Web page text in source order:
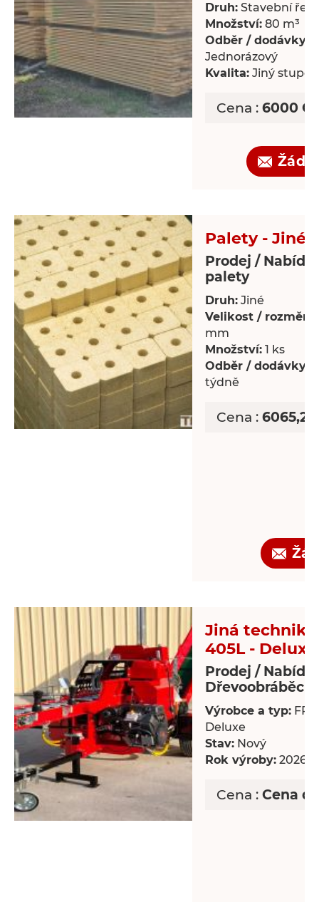
Druh: Stavební
Množství: 80 m³
Odběr / dodávky:
Jednorázový
Kvalita: Jiný
Cena : 6000
Palety - Jiné
Prodej /
palety
Druh: Jiné
Velikost / rozměry:
mm
Množství: 1 ks
Odběr / dodávky:
týdně
Cena :
Jiná technika
405L - Deluxe
Prodej /
Dřevoobráběcí
Výrobce a typ: FP-
Deluxe
Stav: Nový
Rok výroby: 2026
Cena : Cena